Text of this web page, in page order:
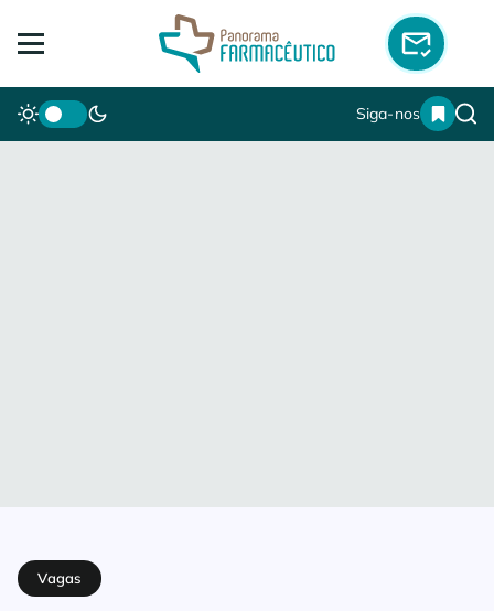
Siga-nos
Home Vagas
Vagas